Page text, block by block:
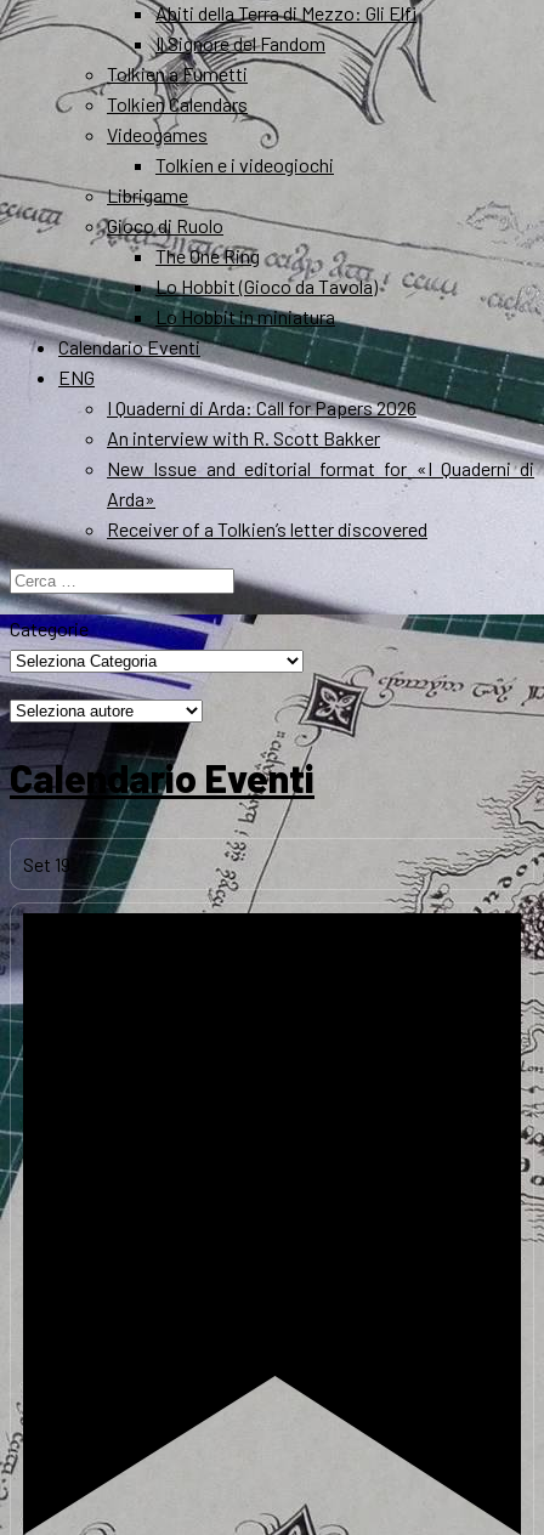
Abiti della Terra di Mezzo: Gli Elfi
Il Signore del Fandom
Tolkien a Fumetti
Tolkien Calendars
Videogames
Tolkien e i videogiochi
Librigame
Gioco di Ruolo
The One Ring
Lo Hobbit (Gioco da Tavola)
Lo Hobbit in miniatura
Calendario Eventi
ENG
I Quaderni di Arda: Call for Papers 2026
An interview with R. Scott Bakker
New Issue and editorial format for «I Quaderni di
Arda»
Receiver of a Tolkien’s letter discovered
Ricerca
per:
Categorie
Calendario Eventi
Set 19